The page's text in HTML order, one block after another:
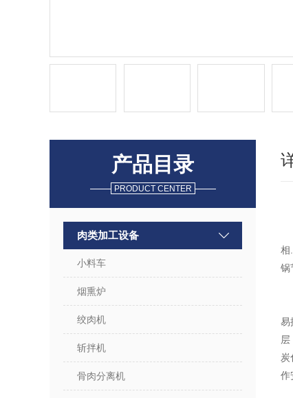
产品目录
PRODUCT CENTER
肉类加工设备
小料车
烟熏炉
绞肉机
斩拌机
骨肉分离机
相
锅
易
炭
作